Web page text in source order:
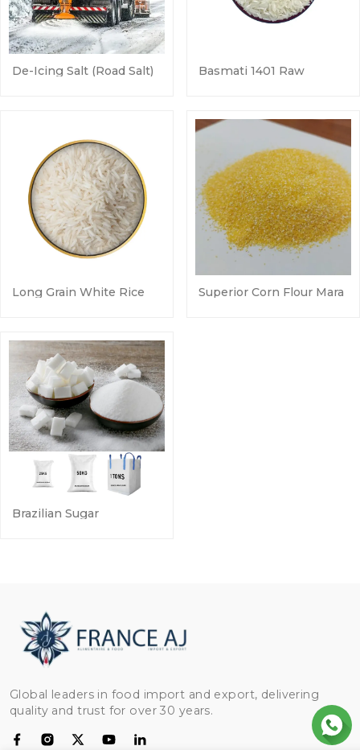
De-Icing Salt (Road Salt) Basmati 1401 Raw
Long Grain White Rice Superior Corn Flour Mara
Brazilian Sugar
Global leaders in food import and export, delivering
quality and trust for over 30 years.